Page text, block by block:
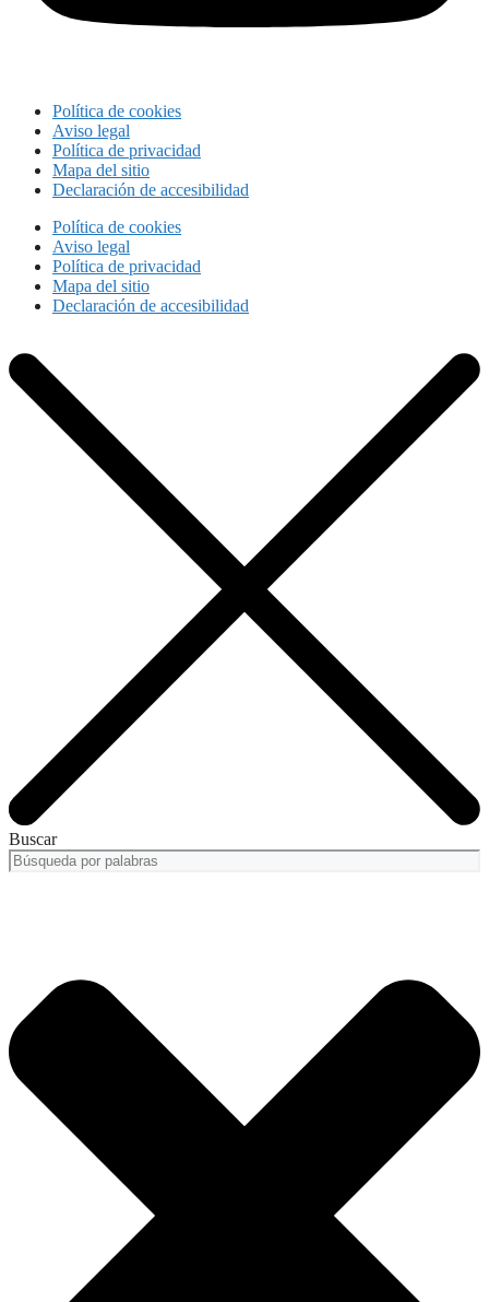
Política de cookies
Aviso legal
Política de privacidad
Mapa del sitio
Declaración de accesibilidad
Política de cookies
Aviso legal
Política de privacidad
Mapa del sitio
Declaración de accesibilidad
Buscar